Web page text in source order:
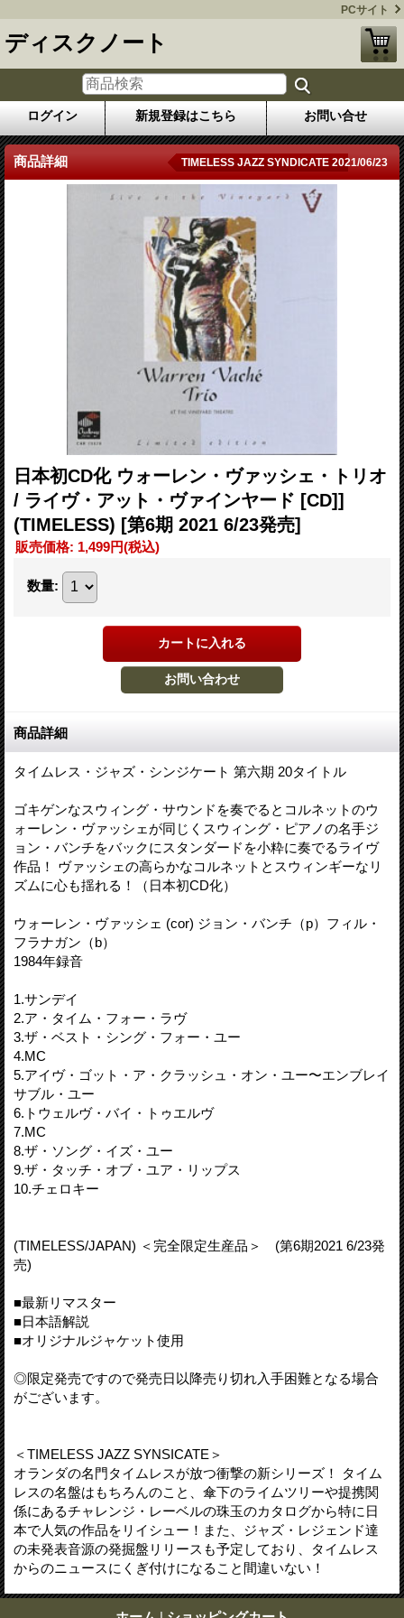
PCサイト
ディスクノート
ログイン 新規登録はこちら お問い合せ
商品詳細 TIMELESS JAZZ SYNDICATE 2021/06/23
日本初CD化 ウォーレン・ヴァッシェ・トリオ
/ ライヴ・アット・ヴァインヤード [CD]]
(TIMELESS) [第6期 2021 6/23発売]
販売価格: 1,499円(税込)
数量:
商品詳細
タイムレス・ジャズ・シンジケート 第六期 20タイトル
ゴキゲンなスウィング・サウンドを奏でるとコルネットのウ
ォーレン・ヴァッシェが同じくスウィング・ピアノの名手ジ
ョン・バンチをバックにスタンダードを小粋に奏でるライヴ
作品！ ヴァッシェの高らかなコルネットとスウィンギーなリ
ズムに心も揺れる！（日本初CD化）
ウォーレン・ヴァッシェ (cor) ジョン・バンチ（p）フィル・
フラナガン（b）
1984年録音
1.サンデイ
2.ア・タイム・フォー・ラヴ
3.ザ・ベスト・シング・フォー・ユー
4.MC
5.アイヴ・ゴット・ア・クラッシュ・オン・ユー〜エンブレイ
サブル・ユー
6.トウェルヴ・バイ・トゥエルヴ
7.MC
8.ザ・ソング・イズ・ユー
9.ザ・タッチ・オブ・ユア・リップス
10.チェロキー
(TIMELESS/JAPAN) ＜完全限定生産品＞ (第6期2021 6/23発
売)
■最新リマスター
■日本語解説
■オリジナルジャケット使用
◎限定発売ですので発売日以降売り切れ入手困難となる場合
がございます。
＜TIMELESS JAZZ SYNSICATE＞
オランダの名門タイムレスが放つ衝撃の新シリーズ！ タイム
レスの名盤はもちろんのこと、傘下のライムツリーや提携関
係にあるチャレンジ・レーベルの珠玉のカタログから特に日
本で人気の作品をリイシュー！また、ジャズ・レジェンド達
の未発表音源の発掘盤リリースも予定しており、タイムレス
からのニュースにくぎ付けになること間違いない！